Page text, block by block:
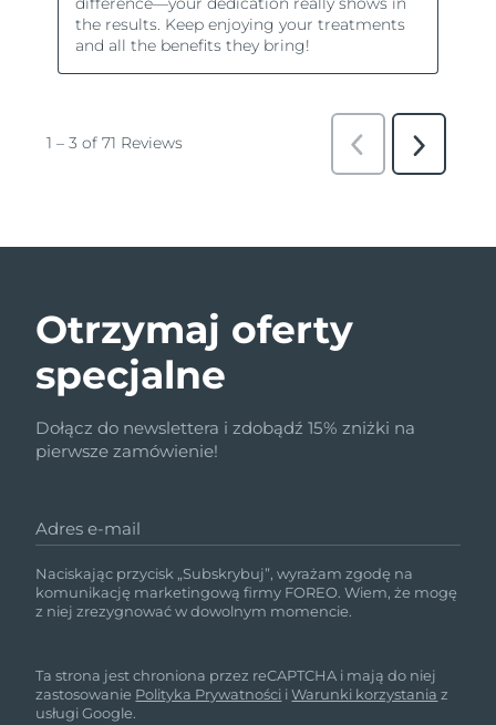
Otrzymaj oferty
specjalne
Dołącz do newslettera i zdobądź 15% zniżki na
pierwsze zamówienie!
Adres e-mail
Naciskając przycisk „Subskrybuj”, wyrażam zgodę na
komunikację marketingową firmy FOREO. Wiem, że mogę
z niej zrezygnować w dowolnym momencie.
Ta strona jest chroniona przez reCAPTCHA i mają do niej
zastosowanie Polityka Prywatności iWarunki korzystania z
usługi Google.